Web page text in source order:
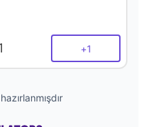
+1